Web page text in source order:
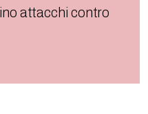
attacchi contro